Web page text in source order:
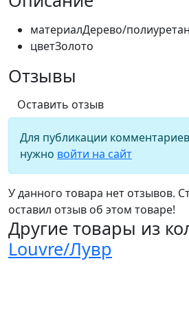
материалДерево/полиуретан
цветЗолото
Отзывы
Оставить отзыв
Для публикации
нужно войти на сайт
У данного товара нет отзывов.
оставил отзыв об этом товаре!
Другие товары из
Louvre/Лувр